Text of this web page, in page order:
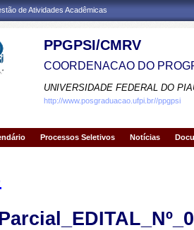
de Atividades Acadêmicas
PPGPSI/CMRV
COORDENACAO DO
UNIVERSIDADE FEDERAL DO
http://www.posgraduacao.ufpi.br//ppgpsi
Processos Seletivos Notícias